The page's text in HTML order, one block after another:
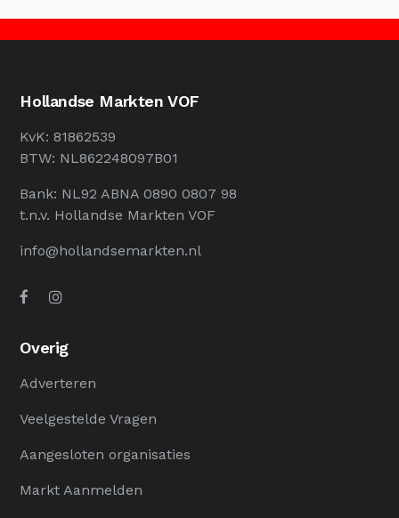
Hollandse Markten VOF
KvK: 81862539
BTW: NL862248097B01
Bank: NL92 ABNA 0890 0807 98
t.n.v. Hollandse Markten VOF
info@hollandsemarkten.nl
Overig
Adverteren
Veelgestelde Vragen
Aangesloten organisaties
Markt Aanmelden